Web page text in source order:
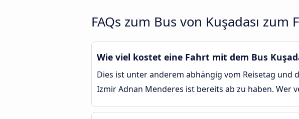
FAQs zum Bus von Kuşadası
Wie viel kostet eine Fahrt mit dem Bus
Dies ist unter anderem abhängig vom Reisetag und
Izmir Adnan Menderes ist bereits ab zu haben. Wer